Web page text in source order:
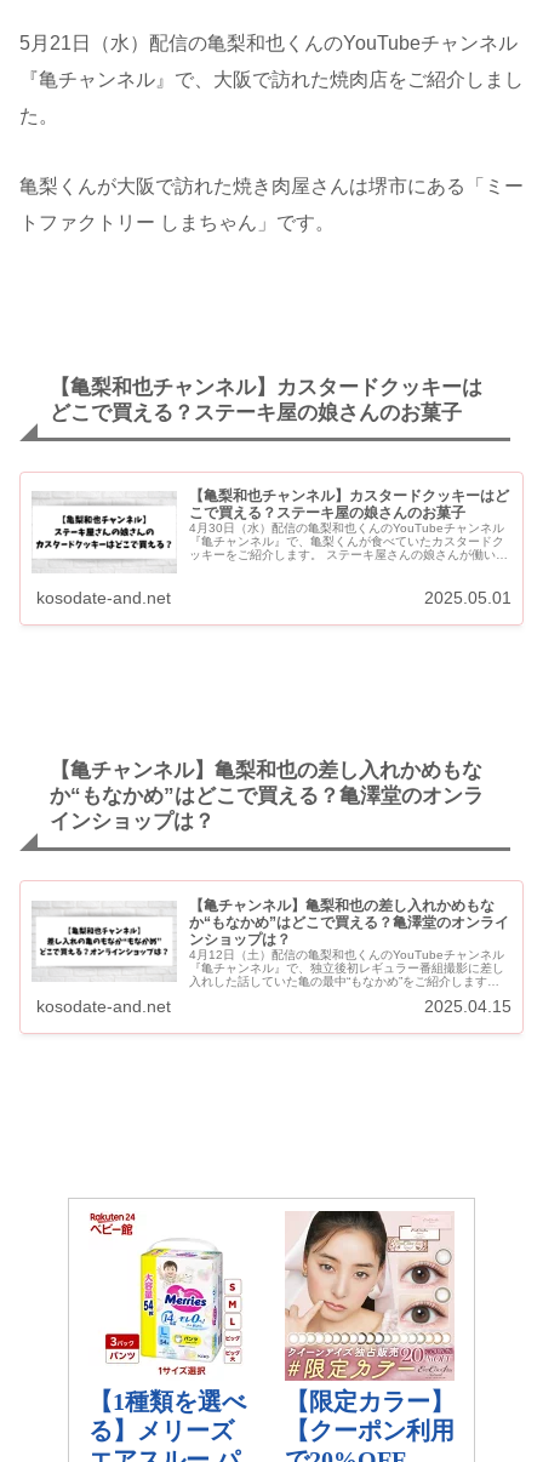
5月21日（水）配信の亀梨和也くんのYouTubeチャンネル
『亀チャンネル』で、大阪で訪れた焼肉店をご紹介しまし
た。
亀梨くんが大阪で訪れた焼き肉屋さんは堺市にある「ミー
トファクトリー しまちゃん」です。
【亀梨和也チャンネル】カスタードクッキーは
どこで買える？ステーキ屋の娘さんのお菓子
【亀梨和也チャンネル】カスタードクッキーはど
こで買える？ステーキ屋の娘さんのお菓子
4月30日（水）配信の亀梨和也くんのYouTubeチャンネル
『亀チャンネル』で、亀梨くんが食べていたカスタードク
ッキーをご紹介します。 ステーキ屋さんの娘さんが働いて
kosodate-and.net 2025.05.01
【亀チャンネル】亀梨和也の差し入れかめもな
か“もなかめ”はどこで買える？亀澤堂のオンラ
インショップは？
【亀チャンネル】亀梨和也の差し入れかめもな
か“もなかめ”はどこで買える？亀澤堂のオンライ
ンショップは？
4月12日（土）配信の亀梨和也くんのYouTubeチャンネル
『亀チャンネル』で、独立後初レギュラー番組撮影に差し
入れした話していた亀の最中“もなかめ”をご紹介します。
kosodate-and.net 2025.04.15